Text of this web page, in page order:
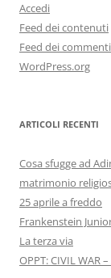
Accedi
Feed dei contenuti
Feed dei commenti
WordPress.org
ARTICOLI RECENTI
Cosa sfugge ad
matrimonio
25 aprile a freddo
Frankenstein
La terza via
OPPT: CIVIL WAR